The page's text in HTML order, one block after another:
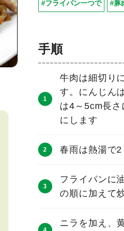
#フライパン一つで #豚
手順
牛肉は細切り
す。にんじん
は4～5cm長さ
にします
春雨は熱湯で2
フライパンに
の順に加えて
ニラを加え、